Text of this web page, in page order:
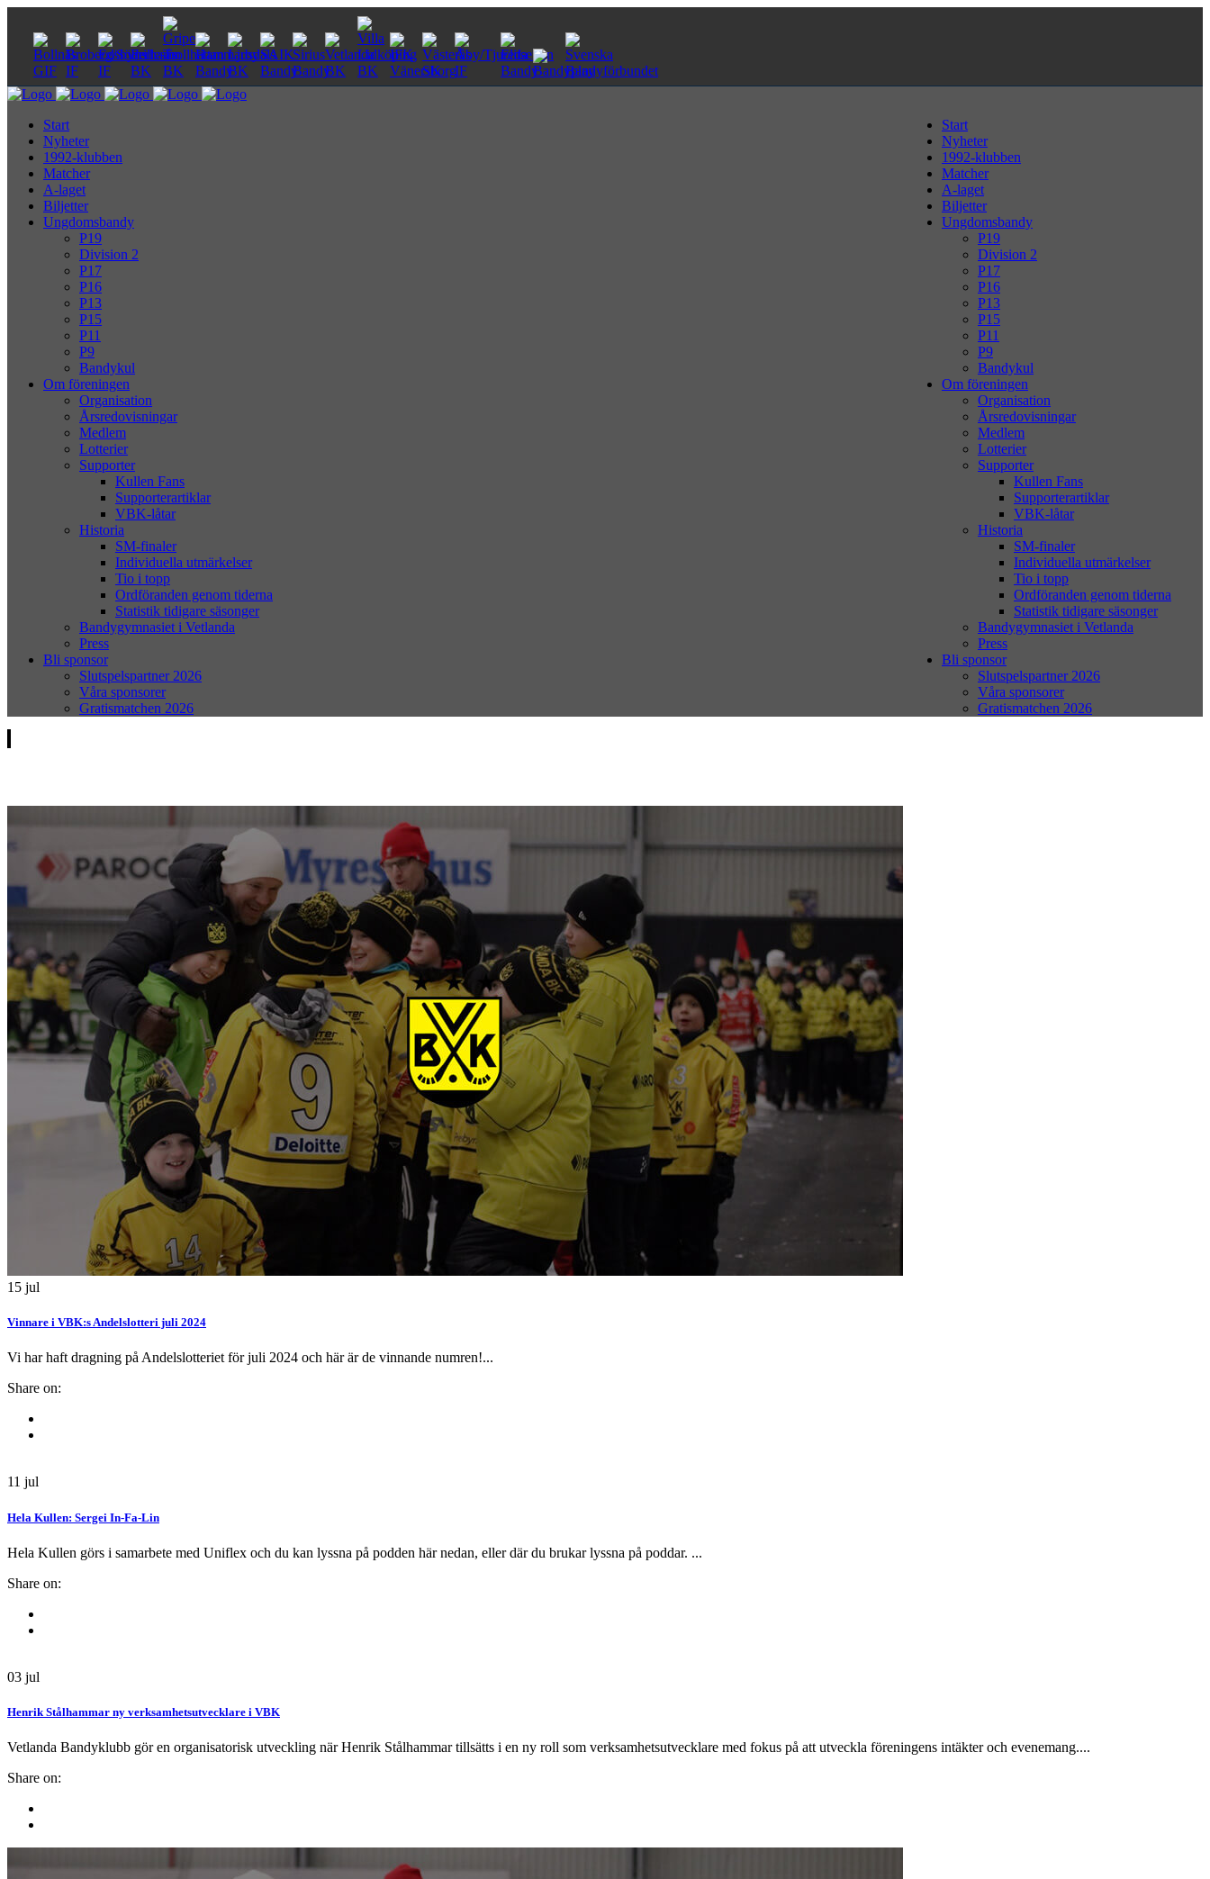
Start
Nyheter
1992-klubben
Matcher
A-laget
Biljetter
Ungdomsbandy
P19
Division 2
P17
P16
P13
P15
P11
P9
Bandykul
Om föreningen
Organisation
Årsredovisningar
Medlem
Lotterier
Supporter
Kullen Fans
Supporterartiklar
VBK-låtar
Historia
SM-finaler
Individuella utmärkelser
Tio i topp
Ordföranden genom tiderna
Statistik tidigare säsonger
Bandygymnasiet i Vetlanda
Press
Bli sponsor
Slutspelspartner 2026
Våra sponsorer
Gratismatchen 2026
Start
Nyheter
1992-klubben
Matcher
A-laget
Biljetter
Ungdomsbandy
P19
Division 2
P17
P16
P13
P15
P11
P9
Bandykul
Om föreningen
Organisation
Årsredovisningar
Medlem
Lotterier
Supporter
Kullen Fans
Supporterartiklar
VBK-låtar
Historia
SM-finaler
Individuella utmärkelser
Tio i topp
Ordföranden genom tiderna
Statistik tidigare säsonger
Bandygymnasiet i Vetlanda
Press
Bli sponsor
Slutspelspartner 2026
Våra sponsorer
Gratismatchen 2026
15 jul
Vinnare i VBK:s Andelslotteri juli 2024
Vi har haft dragning på Andelslotteriet för juli 2024 och här är de vinnande numren!...
Share on:
11 jul
Hela Kullen: Sergei In-Fa-Lin
Hela Kullen görs i samarbete med Uniflex och du kan lyssna på podden här nedan, eller där du brukar lyssna på poddar. ...
Share on:
03 jul
Henrik Stålhammar ny verksamhetsutvecklare i VBK
Vetlanda Bandyklubb gör en organisatorisk utveckling när Henrik Stålhammar tillsätts i en ny roll som verksamhetsutvecklare med fokus på att utveckla föreningens intäkter och evenemang....
Share on: